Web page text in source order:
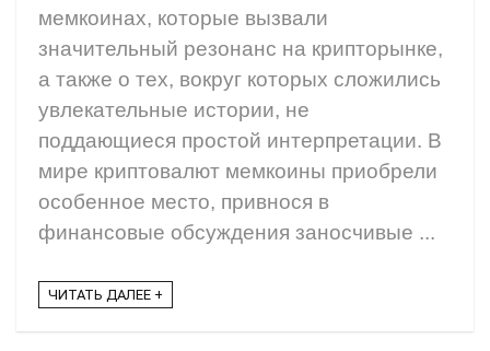
мемкоинах, которые вызвали
значительный резонанс на крипторынке,
а также о тех, вокруг которых сложились
увлекательные истории, не
поддающиеся простой интерпретации. В
мире криптовалют мемкоины приобрели
особенное место, привнося в
финансовые обсуждения заносчивые ...
ЧИТАТЬ ДАЛЕЕ +